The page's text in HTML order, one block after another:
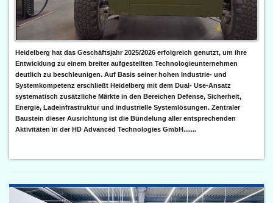
Heidelberg hat das Geschäftsjahr 2025/2026 erfolgreich genutzt, um ihre
Entwicklung zu einem breiter aufgestellten Technologieunternehmen
deutlich zu beschleunigen. Auf Basis seiner hohen Industrie- und
Systemkompetenz erschließt Heidelberg mit dem Dual- Use-Ansatz
systematisch zusätzliche Märkte in den Bereichen Defense, Sicherheit,
Energie, Ladeinfrastruktur und industrielle Systemlösungen. Zentraler
Baustein dieser Ausrichtung ist die Bündelung aller entsprechenden
Aktivitäten in der HD Advanced Technologies GmbH.......